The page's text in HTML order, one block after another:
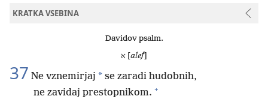
KRATKA VSEBINA
Davidov psalm.
alef]
37 Ne vznemirjaj * se zaradi hudobnih,
ne zavidaj prestopnikom. +